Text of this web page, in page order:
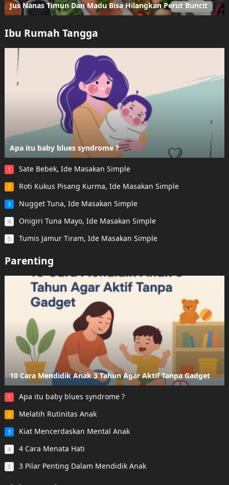
Jus Nanas Timun Dan Madu Bisa Hilangkan Perut Buncit
Ibu Rumah Tangga
Apa itu baby blues syndrome ?
1 Sate Bebek, Ide Masakan Simple
2 Roti Kukus Pisang Kurma, Ide Masakan Simple
3 Nugget Tuna, Ide Masakan Simple
4 Onigiri Tuna Mayo, Ide Masakan Simple
5 Tumis Jamur Tiram, Ide Masakan Simple
Parenting
10 Cara Mendidik Anak 3 Tahun Agar Aktif Tanpa Gadget
1 Apa itu baby blues syndrome ?
2 Melatih Rutinitas Anak
3 Kiat Mencerdaskan Mental Anak
4 4 Cara Menata Hati
5 3 Pilar Penting Dalam Mendidik Anak